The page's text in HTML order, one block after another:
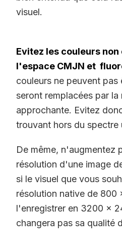
visuel.
Evitez les couleurs
l'espace CMJN et
couleurs ne peuvent pas
seront remplacées par la
approchante. Evitez
trouvant hors du spectre
De même, n'augmentez
résolution d'une image
si le visuel que vous
résolution native de 800
l'enregistrer en 3200 x
changera pas sa qualité